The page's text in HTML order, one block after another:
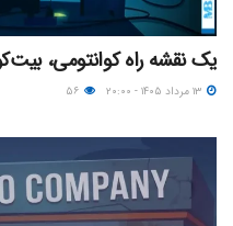
یک نقشه راه کوانتومی،